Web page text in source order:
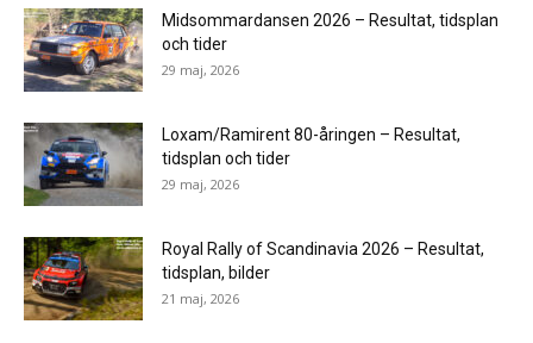
Midsommardansen 2026 – Resultat, tidsplan
och tider
29 maj, 2026
Loxam/Ramirent 80-åringen – Resultat,
tidsplan och tider
29 maj, 2026
Royal Rally of Scandinavia 2026 – Resultat,
tidsplan, bilder
21 maj, 2026